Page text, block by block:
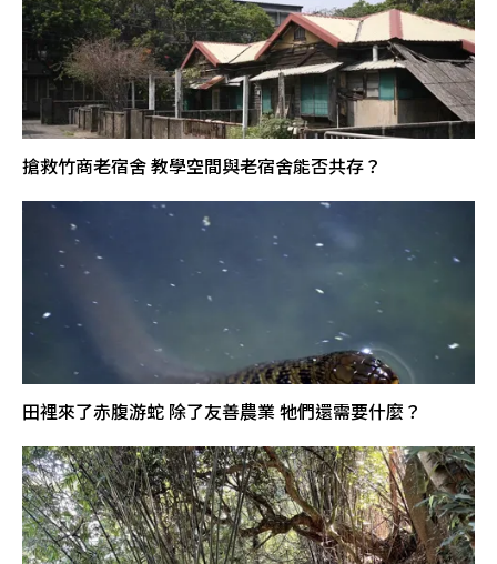
搶救竹商老宿舍 教學空間與老宿舍能否共存？
田裡來了赤腹游蛇 除了友善農業 牠們還需要什麼？